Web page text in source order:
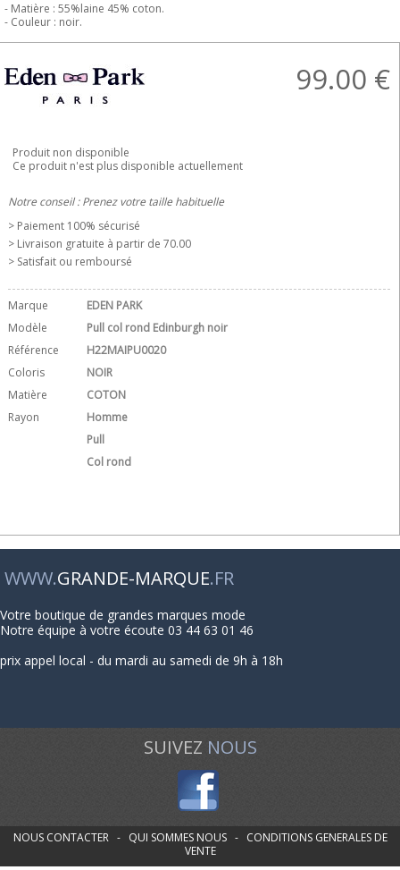
- Matière : 55%laine 45% coton.
- Couleur : noir.
99.00 €
Produit non disponible
Ce produit n'est plus disponible actuellement
Notre conseil : Prenez votre taille habituelle
> Paiement 100% sécurisé
> Livraison gratuite à partir de 70.00 
> Satisfait ou remboursé
Marque
EDEN PARK
Modèle
Pull col rond Edinburgh noir
Référence
H22MAIPU0020
Coloris
NOIR
Matière
COTON
Rayon
Homme
Pull
Col rond
WWW.GRANDE-MARQUE.FR
Votre boutique de grandes marques mode
Notre équipe à votre écoute 03 44 63 01 46
prix appel local - du mardi au samedi de 9h à 18h
SUIVEZ NOUS
NOUS CONTACTER- QUI SOMMES NOUS- CONDITIONS GENERALES DE
VENTE